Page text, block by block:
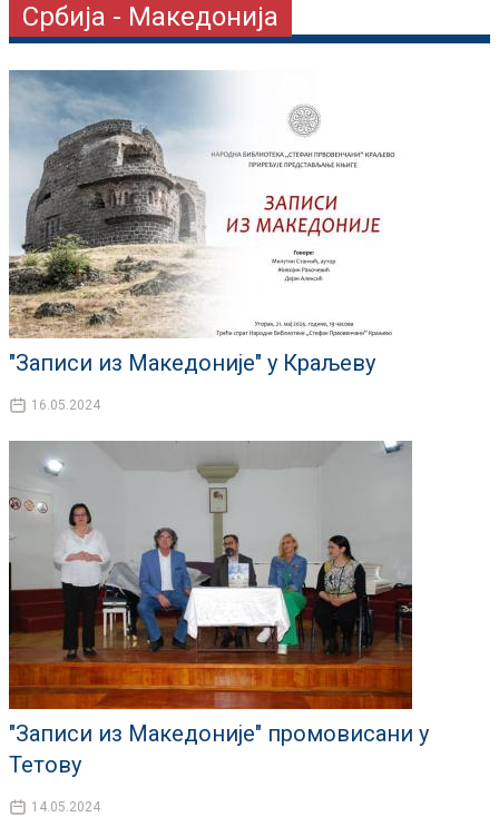
Србија - Македонија
"Записи из Македоније" у Краљеву
16.05.2024
"Записи из Македоније" промовисани у
Тетову
14.05.2024